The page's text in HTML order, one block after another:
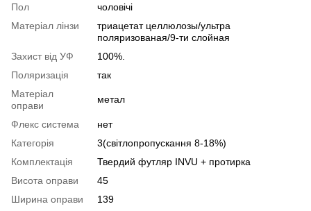
Пол
чоловічі
Матеріал лінзи
триацетат целлюлозы/ультра
поляризованая/9-ти слойная
Захист від УФ
100%.
Поляризація
так
Матеріал
оправи
метал
Флекс система
нет
Категорія
3(світлопропускання 8-18%)
Комплектація
Твердий футляр INVU + протирка
Висота оправи
45
Ширина оправи
139